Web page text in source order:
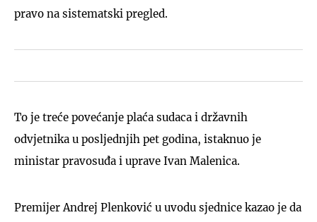
pravo na sistematski pregled.
To je treće povećanje plaća sudaca i državnih
odvjetnika u posljednjih pet godina, istaknuo je
ministar pravosuđa i uprave Ivan Malenica.
Premijer Andrej Plenković u uvodu sjednice kazao je da